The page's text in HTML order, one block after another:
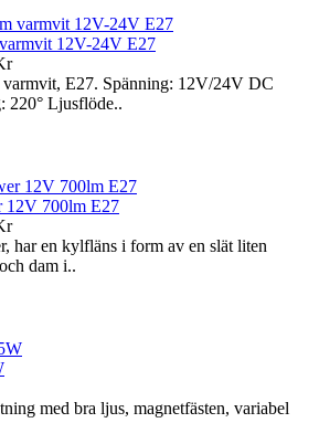
12V-24V E27
E27. Spänning: 12V/24V DC
220° Ljusflöde..
12V 700lm E27
har en kylfläns i form av en slät liten
dam i..
med bra ljus, magnetfästen, variabel